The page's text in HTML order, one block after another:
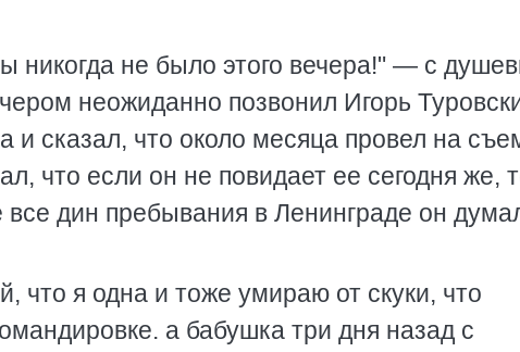
не было этого вечера!" — с
неожиданно позвонил Игорь
и сказал, что около месяца провел на
что если он не повидает ее сегодня же,
дин пребывания в Ленинграде он
что я одна и тоже умираю от скуки, что
а бабушка три дня назад с